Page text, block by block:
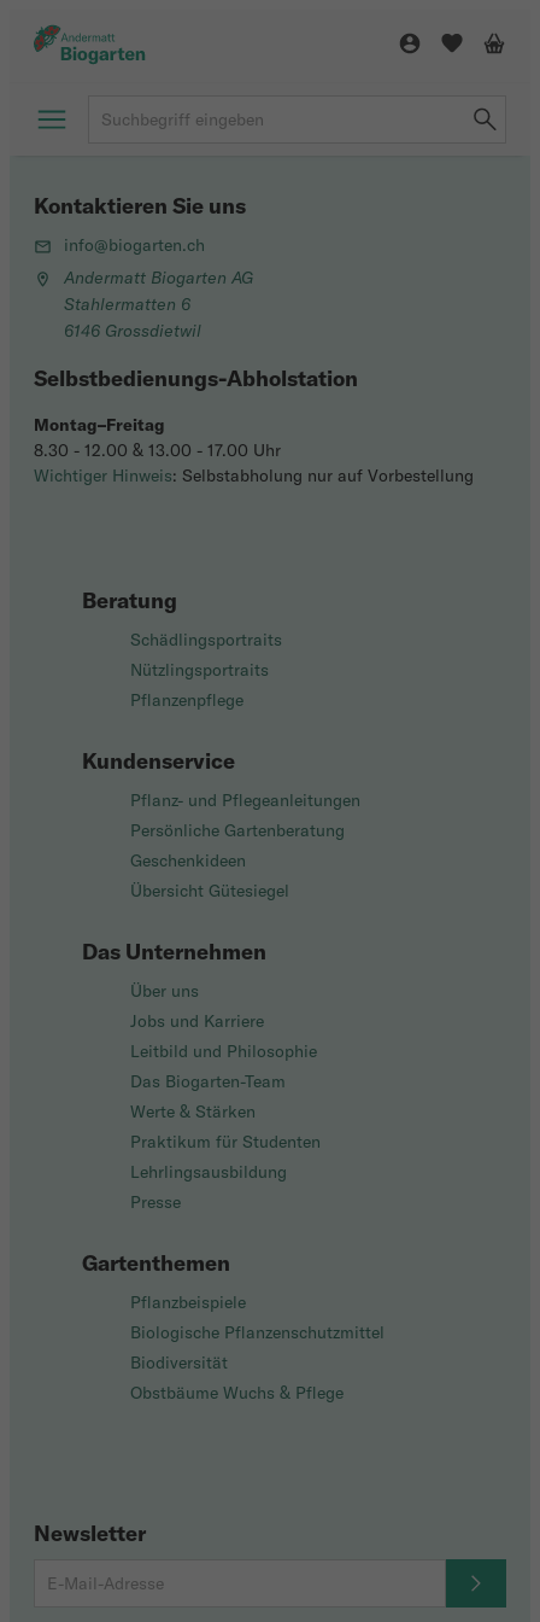
Beratung
Schädlingsportraits
Nützlingsportraits
Pflanzenpflege
Kundenservice
Pflanz- und Pflegeanleitungen
Persönliche Gartenberatung
Geschenkideen
Übersicht Gütesiegel
Das Unternehmen
Über uns
Jobs und Karriere
Leitbild und Philosophie
Das Biogarten-Team
Werte & Stärken
Praktikum für Studenten
Lehrlingsausbildung
Presse
Gartenthemen
Pflanzbeispiele
Biologische Pflanzenschutzmittel
Biodiversität
Obstbäume Wuchs & Pflege
Newsletter
Kontaktieren Sie uns
info@biogarten.ch
Andermatt Biogarten AG
Stahlermatten 6
6146 Grossdietwil
Selbstbedienungs-Abholstation
Montag–Freitag
8.30 - 12.00 & 13.00 - 17.00 Uhr
Wichtiger Hinweis: Selbstabholung nur auf Vorbestellung